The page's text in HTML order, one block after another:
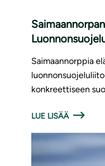
Saimaannorppia
konkreettiseen
LUE LISÄÄ